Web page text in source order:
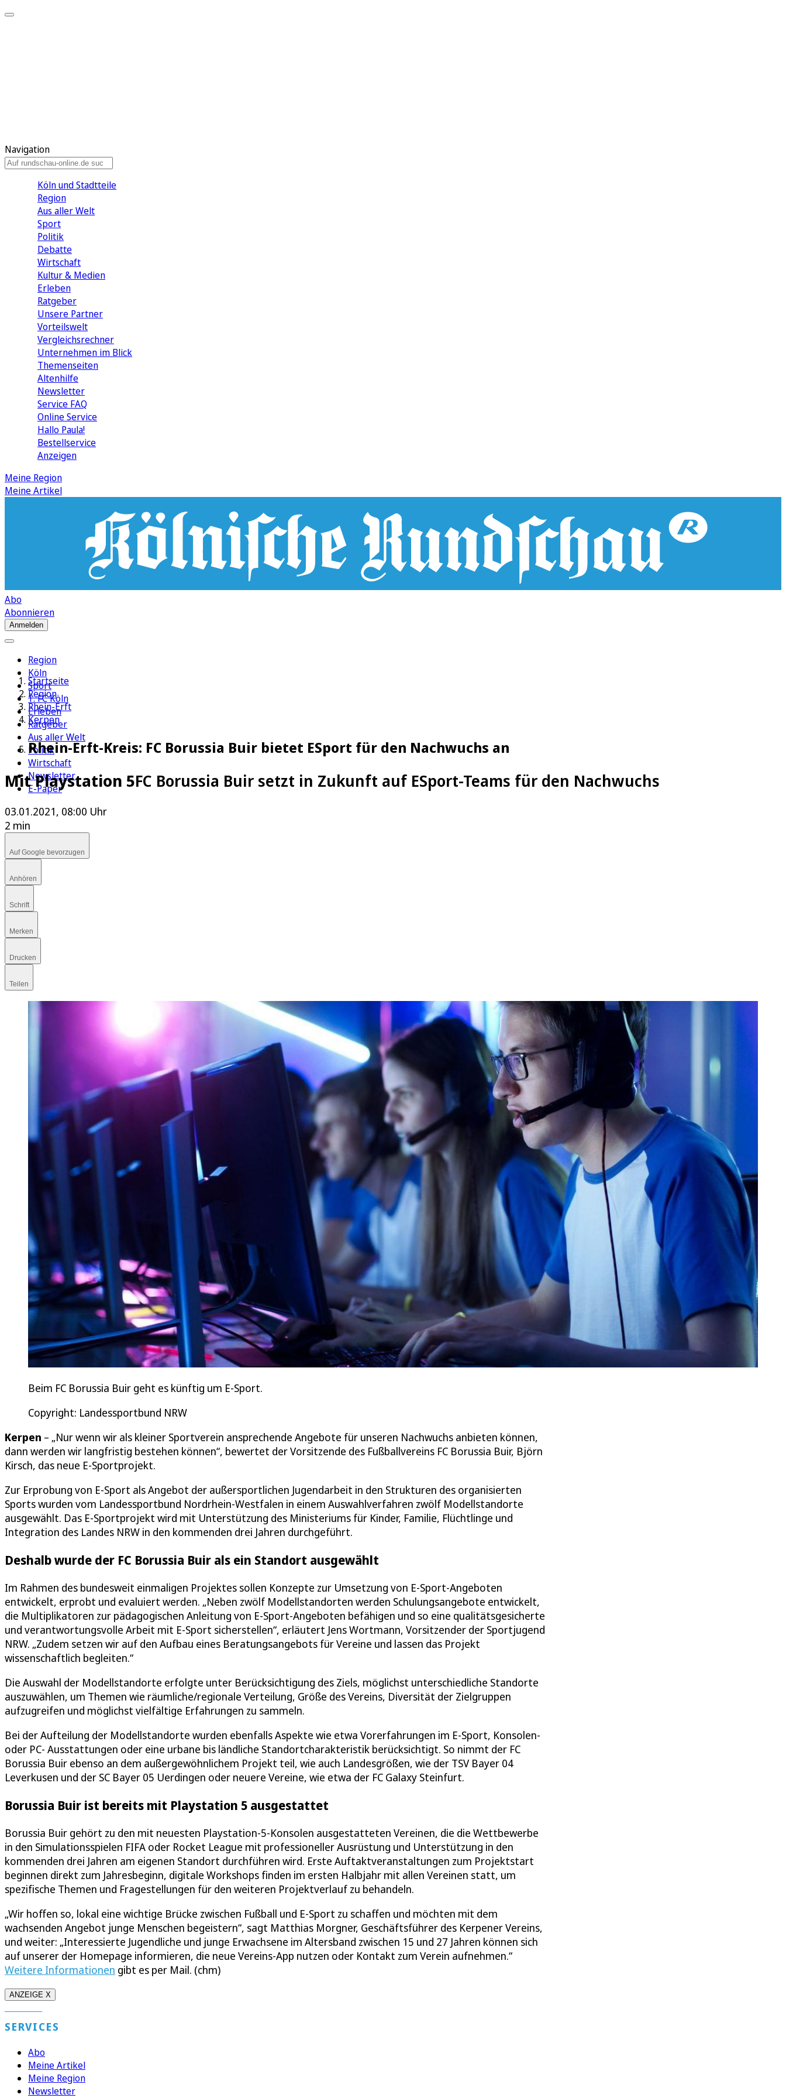
Navigation
Köln und Stadtteile
Region
Aus aller Welt
Sport
Politik
Debatte
Wirtschaft
Kultur & Medien
Erleben
Ratgeber
Unsere Partner
Vorteilswelt
Vergleichsrechner
Unternehmen im Blick
Themenseiten
Altenhilfe
Newsletter
Service FAQ
Online Service
Hallo Paula!
Bestellservice
Anzeigen
Meine Region
Meine Artikel
Abo
Abonnieren
Anmelden
Region
Köln
Sport
1. FC Köln
Erleben
Ratgeber
Aus aller Welt
Politik
Wirtschaft
Newsletter
E-Paper
Startseite
Region
Rhein-Erft
Kerpen
Rhein-Erft-Kreis: FC Borussia Buir bietet ESport für den Nachwuchs an
Mit Playstation 5FC Borussia Buir setzt in Zukunft auf ESport-Teams für den Nachwuchs
03.01.2021, 08:00 Uhr
2 min
Auf Google bevorzugen
Anhören
Schrift
Merken
Drucken
Teilen
Beim FC Borussia Buir geht es künftig um E-Sport.
Copyright: Landessportbund NRW
Kerpen – „Nur wenn wir als kleiner Sportverein ansprechende Angebote für unseren Nachwuchs anbieten können,
dann werden wir langfristig bestehen können“, bewertet der Vorsitzende des Fußballvereins FC Borussia Buir, Björn
Kirsch, das neue E-Sportprojekt.
Zur Erprobung von E-Sport als Angebot der außersportlichen Jugendarbeit in den Strukturen des organisierten
Sports wurden vom Landessportbund Nordrhein-Westfalen in einem Auswahlverfahren zwölf Modellstandorte
ausgewählt. Das E-Sportprojekt wird mit Unterstützung des Ministeriums für Kinder, Familie, Flüchtlinge und
Integration des Landes NRW in den kommenden drei Jahren durchgeführt.
Deshalb wurde der FC Borussia Buir als ein Standort ausgewählt
Im Rahmen des bundesweit einmaligen Projektes sollen Konzepte zur Umsetzung von E-Sport-Angeboten
entwickelt, erprobt und evaluiert werden. „Neben zwölf Modellstandorten werden Schulungsangebote entwickelt,
die Multiplikatoren zur pädagogischen Anleitung von E-Sport-Angeboten befähigen und so eine qualitätsgesicherte
und verantwortungsvolle Arbeit mit E-Sport sicherstellen“, erläutert Jens Wortmann, Vorsitzender der Sportjugend
NRW. „Zudem setzen wir auf den Aufbau eines Beratungsangebots für Vereine und lassen das Projekt
wissenschaftlich begleiten.“
Die Auswahl der Modellstandorte erfolgte unter Berücksichtigung des Ziels, möglichst unterschiedliche Standorte
auszuwählen, um Themen wie räumliche/regionale Verteilung, Größe des Vereins, Diversität der Zielgruppen
aufzugreifen und möglichst vielfältige Erfahrungen zu sammeln.
Bei der Aufteilung der Modellstandorte wurden ebenfalls Aspekte wie etwa Vorerfahrungen im E-Sport, Konsolen-
oder PC- Ausstattungen oder eine urbane bis ländliche Standortcharakteristik berücksichtigt. So nimmt der FC
Borussia Buir ebenso an dem außergewöhnlichem Projekt teil, wie auch Landesgrößen, wie der TSV Bayer 04
Leverkusen und der SC Bayer 05 Uerdingen oder neuere Vereine, wie etwa der FC Galaxy Steinfurt.
Borussia Buir ist bereits mit Playstation 5 ausgestattet
Borussia Buir gehört zu den mit neuesten Playstation-5-Konsolen ausgestatteten Vereinen, die die Wettbewerbe
in den Simulationsspielen FIFA oder Rocket League mit professioneller Ausrüstung und Unterstützung in den
kommenden drei Jahren am eigenen Standort durchführen wird. Erste Auftaktveranstaltungen zum Projektstart
beginnen direkt zum Jahresbeginn, digitale Workshops finden im ersten Halbjahr mit allen Vereinen statt, um
spezifische Themen und Fragestellungen für den weiteren Projektverlauf zu behandeln.
„Wir hoffen so, lokal eine wichtige Brücke zwischen Fußball und E-Sport zu schaffen und möchten mit dem
wachsenden Angebot junge Menschen begeistern“, sagt Matthias Morgner, Geschäftsführer des Kerpener Vereins,
und weiter: „Interessierte Jugendliche und junge Erwachsene im Altersband zwischen 15 und 27 Jahren können sich
auf unserer der Homepage informieren, die neue Vereins-App nutzen oder Kontakt zum Verein aufnehmen.“
Weitere Informationen gibt es per Mail. (chm)
ANZEIGE X
SERVICES
Abo
Meine Artikel
Meine Region
Newsletter